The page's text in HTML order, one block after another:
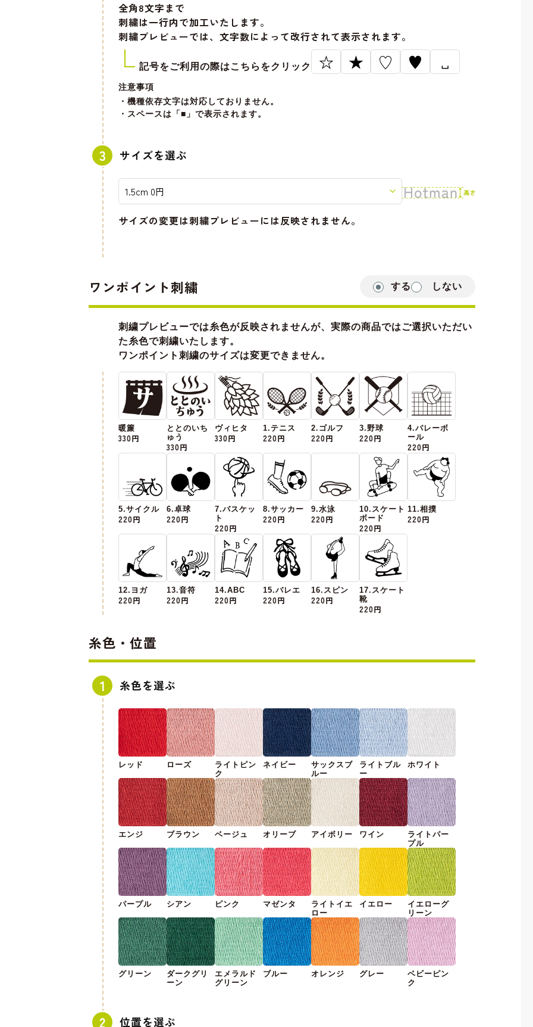
全角8文字 まで
刺繍は一行内で加工いたします。
刺繍プレビューでは、文字数によって改行されて表示されます。
記号をご利用の際はこちらをクリック ☆ ★ ♡ ♥ ␣
注意事項
・機種依存文字は対応しておりません。
・スペースは「■」で表示されます。
サイズを選ぶ
サイズの変更は刺繍プレビューには反映されません。
ワンポイント刺繍 する しない
刺繍プレビューでは糸色が反映されませんが、実際の商品ではご選択いただい
た糸色で刺繍いたします。
ワンポイント刺繍のサイズは変更できません。
暖簾
330円
ととのいち
ゅう
330円
ヴィヒタ
330円
1.テニス
220円
2.ゴルフ
220円
3.野球
220円
4.バレーボ
ール
220円
5.サイクル
220円
6.卓球
220円
7.バスケッ
ト
220円
8.サッカー
220円
9.水泳
220円
10.スケート
ボード
220円
11.相撲
220円
12.ヨガ
220円
13.音符
220円
14.ABC
220円
15.バレエ
220円
16.スピン
220円
17.スケート
靴
220円
糸色・位置
糸色を選ぶ
レッド ローズ
ライトピン
ク
ネイビー
サックスブ
ルー
ライトブル
ー
ホワイト
エンジ ブラウン ベージュ オリーブ アイボリー ワイン
ライトパー
プル
パープル シアン ピンク マゼンタ
ライトイエ
ロー
イエロー
イエローグ
リーン
グリーン
ダークグリ
ーン
エメラルド
グリーン
ブルー オレンジ グレー
ベビーピン
ク
位置を選ぶ